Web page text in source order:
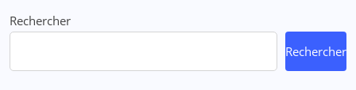
Rechercher
Rechercher